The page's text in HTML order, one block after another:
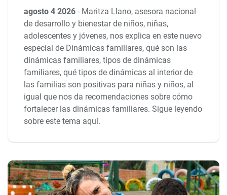
agosto 4 2026- Maritza Llano, asesora nacional
de desarrollo y bienestar de niños, niñas,
adolescentes y jóvenes, nos explica en este nuevo
especial de Dinámicas familiares, qué son las
dinámicas familiares, tipos de dinámicas
familiares, qué tipos de dinámicas al interior de
las familias son positivas para niñas y niños, al
igual que nos da recomendaciones sobre cómo
fortalecer las dinámicas familiares. Sigue leyendo
sobre este tema aquí.